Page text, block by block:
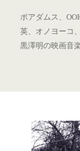
ボアダムス、
英、オノヨーコ
黒澤明の映画音